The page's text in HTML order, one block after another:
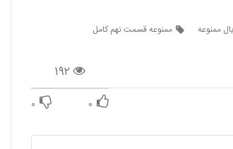
ممنوعه قسمت نهم کامل
۱۹۲
۰ ۰